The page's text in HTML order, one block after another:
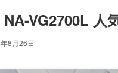
VG2700L 人
8月26日